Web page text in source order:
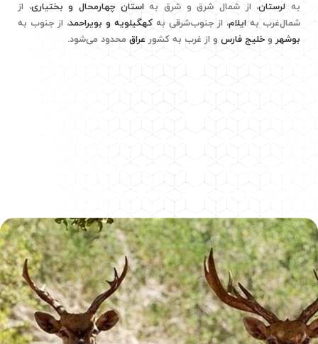
به لرستان، از شمال شرق و شرق بهاستان چهارمحال و بختیاری، از
شمال‌غرب به ایلام، از جنوب‌شرقی به کهگیلویه و بویراحمد، از جنوب به
بوشهر و خلیج فارس و از غرب به کشور عراق محدود می‌شود.